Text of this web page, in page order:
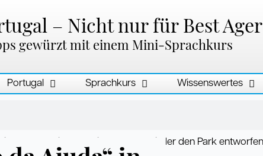
– Nicht nur für Best Ager
gewürzt mit einem Mini-Sprachkurs
Portugal Sprachkurs Wissenswertes